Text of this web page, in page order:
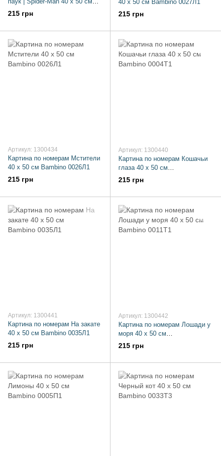
Bambino 0036Л1
215 грн
40 х 50 см Bambino 0027Л1
215 грн
Артикул: 1300434
Картина по номерам Мстители
40 х 50 см Bambino 0026Л1
215 грн
Артикул: 1300440
Картина по номерам Кошачьи
глаза 40 х 50 см
Bambino 0004Т1
215 грн
Артикул: 1300441
Картина по номерам На закате
40 х 50 см Bambino 0035Л1
215 грн
Артикул: 1300442
Картина по номерам Лошади у
моря 40 х 50 см
Bambino 0011Т1
215 грн